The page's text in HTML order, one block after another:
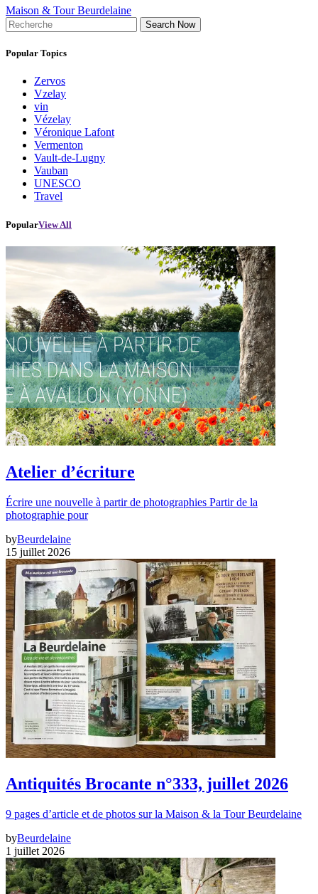
Maison & Tour Beurdelaine
Search Now
Popular Topics
Zervos
Vzelay
vin
Vézelay
Véronique Lafont
Vermenton
Vault-de-Lugny
Vauban
UNESCO
Travel
PopularView All
Atelier d’écriture
Écrire une nouvelle à partir de photographies Partir de la
photographie pour
byBeurdelaine
15 juillet 2026
Antiquités Brocante n°333, juillet 2026
9 pages d’article et de photos sur la Maison & la Tour Beurdelaine
byBeurdelaine
1 juillet 2026